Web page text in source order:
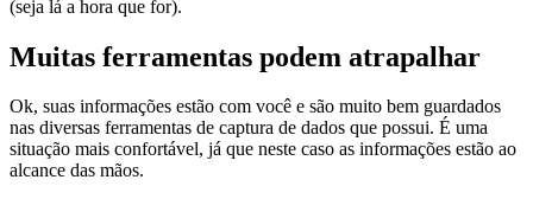
(seja lá a hora que for).
Muitas ferramentas podem atrapalhar
Ok, suas informações estão com você e são muito bem guardados
nas diversas ferramentas de captura de dados que possui. É uma
situação mais confortável, já que neste caso as informações estão ao
alcance das mãos.